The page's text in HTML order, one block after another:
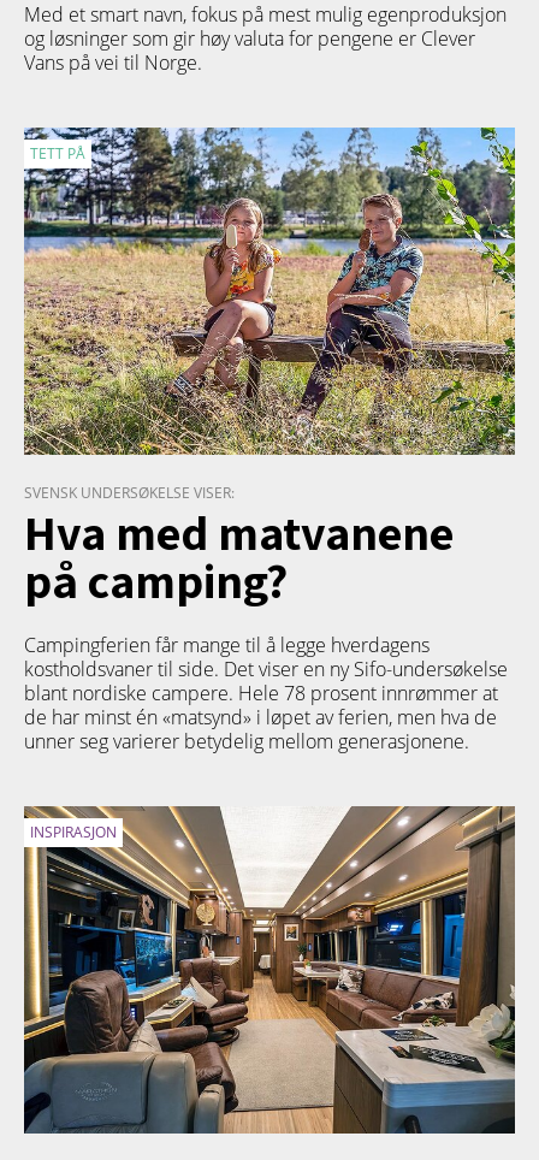
Med et smart navn, fokus på mest mulig egenproduksjon
og løsninger som gir høy valuta for pengene er Clever
Vans på vei til Norge.
TETT PÅ
SVENSK UNDERSØKELSE VISER:
Hva med matvanene
på camping?
Campingferien får mange til å legge hverdagens
kostholdsvaner til side. Det viser en ny Sifo-undersøkelse
blant nordiske campere. Hele 78 prosent innrømmer at
de har minst én «matsynd» i løpet av ferien, men hva de
unner seg varierer betydelig mellom generasjonene.
INSPIRASJON